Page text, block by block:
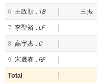
6 王政順 1B 三振
7 李聖裕 LF
8 高宇杰 C
9 宋晟睿 RF
Total